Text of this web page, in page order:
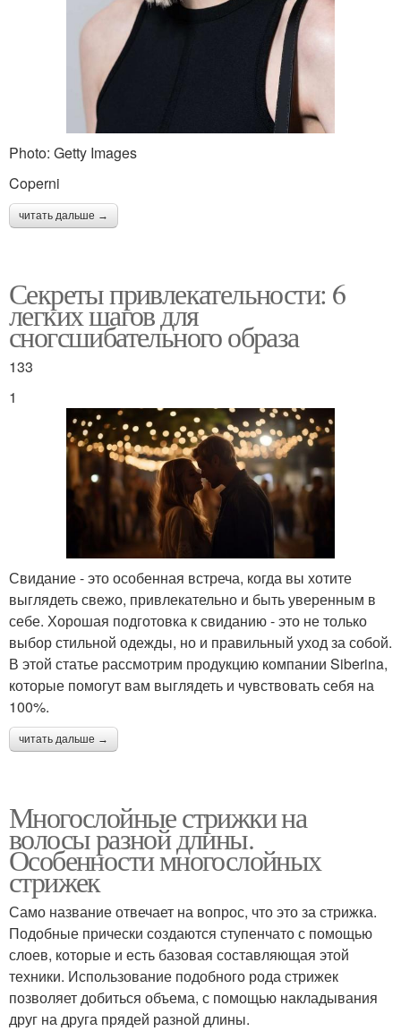
Photo: Getty Images
Coperni
читать дальше →
Секреты привлекательности: 6
легких шагов для
сногсшибательного образа
133
1
Свидание - это особенная встреча, когда вы хотите
выглядеть свежо, привлекательно и быть уверенным в
себе. Хорошая подготовка к свиданию - это не только
выбор стильной одежды, но и правильный уход за собой.
В этой статье рассмотрим продукцию компании Siberina,
которые помогут вам выглядеть и чувствовать себя на
100%.
читать дальше →
Многослойные стрижки на
волосы разной длины.
Особенности многослойных
стрижек
Само название отвечает на вопрос, что это за стрижка.
Подобные прически создаются ступенчато с помощью
слоев, которые и есть базовая составляющая этой
техники. Использование подобного рода стрижек
позволяет добиться объема, с помощью накладывания
друг на друга прядей разной длины.